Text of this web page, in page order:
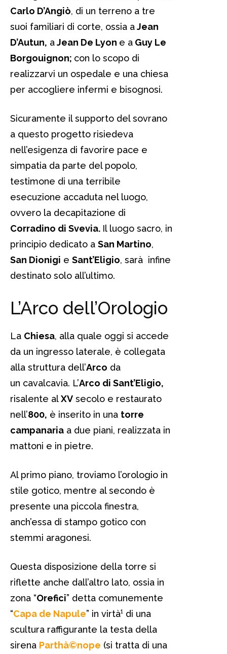
Carlo D’Angiò, di un terreno a tre
suoi familiari di corte, ossia aJean
D’Autun, aJean De Lyon e a Guy Le
Borgouignon; con lo scopo di
realizzarvi un ospedale e una chiesa
per accogliere infermi e bisognosi.
Sicuramente il supporto del sovrano
a questo progetto risiedeva
nell’esigenza di favorire pace e
simpatia da parte del popolo,
testimone di una terribile
esecuzione accaduta nel luogo,
ovvero la decapitazione di
Corradino di Svevia. Il luogo sacro, in
principio dedicato a San Martino,
San Dionigi e Sant’Eligio, sarà infine
destinato solo all’ultimo.
L’Arco dell’Orologio
La Chiesa, alla quale oggi si accede
da un ingresso laterale, è collegata
alla struttura dell’Arco da
un cavalcavia. L’Arco di Sant’Eligio,
risalente alXV secolo e restaurato
nell’800, è inserito in una torre
campanaria a due piani, realizzata in
mattoni e in pietre.
Al primo piano, troviamo l’orologio in
stile gotico, mentre al secondo è
presente una piccola finestra,
anch’essa di stampo gotico con
stemmi aragonesi.
Questa disposizione della torre si
riflette anche dall’altro lato, ossia in
zona “Orefici” detta comunemente
“Capa de Napule” in virtà¹ di una
scultura raffigurante la testa della
sirena Parthà©nope (si tratta di una